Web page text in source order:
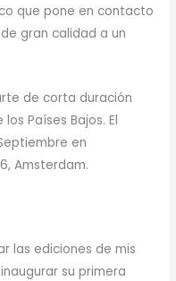
que pone en contacto
gran calidad a un
de corta duración
Países Bajos. El
en
Amsterdam.
las ediciones de mis
su primera